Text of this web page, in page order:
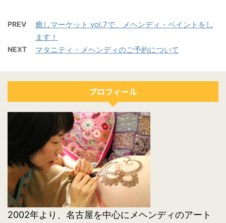
PREV
癒しマーケット vol.7で、メヘンディ・ペイントをし
ます！
NEXT マタニティ・メヘンディのご予約について
プロフィール
2002年より、名古屋を中心にメヘンディのアート